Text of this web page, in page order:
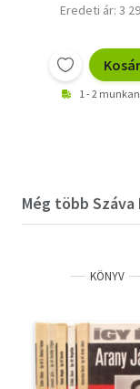
Eredeti ár: 3
1 - 2
Még több Száva
KÖNYV